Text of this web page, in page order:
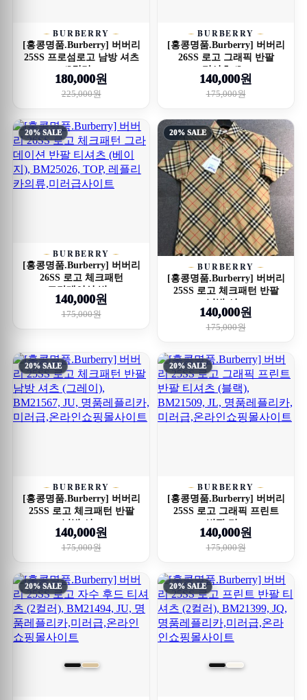
BURBERRY
[홍콩명품.Burberry] 버버리
25SS 프로섬로고 남방 셔츠
(2컬러...
180,000원
225,000원
BURBERRY
[홍콩명품.Burberry] 버버리
26SS 로고 그래픽 반팔
티셔츠 (2...
140,000원
175,000원
20% SALE
BURBERRY
[홍콩명품.Burberry] 버버리
26SS 로고 체크패턴
그라데이션 반...
140,000원
175,000원
20% SALE
BURBERRY
[홍콩명품.Burberry] 버버리
25SS 로고 체크패턴 반팔
남방 셔...
140,000원
175,000원
20% SALE
BURBERRY
[홍콩명품.Burberry] 버버리
25SS 로고 체크패턴 반팔
남방 셔...
140,000원
175,000원
20% SALE
BURBERRY
[홍콩명품.Burberry] 버버리
25SS 로고 그래픽 프린트
반팔 티...
140,000원
175,000원
20% SALE 20% SALE